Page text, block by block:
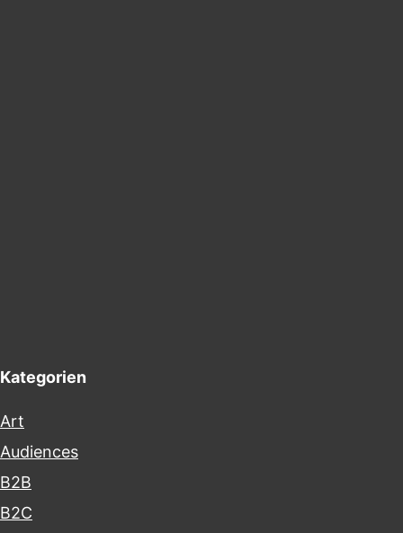
Kategorien
Art
Audiences
B2B
B2C